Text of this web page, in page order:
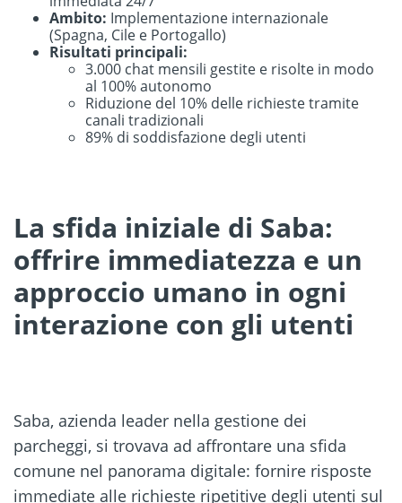
Ambito: Implementazione internazionale
(Spagna, Cile e Portogallo)
Risultati principali:
3.000 chat mensili gestite e risolte in modo
al 100% autonomo
Riduzione del 10% delle richieste tramite
canali tradizionali
89% di soddisfazione degli utenti
La sfida iniziale di Saba:
offrire immediatezza e un
approccio umano in ogni
interazione con gli utenti
Saba, azienda leader nella gestione dei
parcheggi, si trovava ad affrontare una sfida
comune nel panorama digitale: fornire risposte
immediate alle richieste ripetitive degli utenti sul